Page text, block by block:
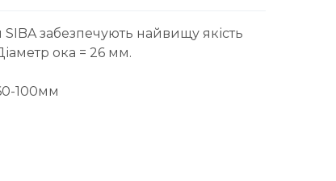
SIBA забезпечують найвищу якість
ока = 26 мм.
100мм